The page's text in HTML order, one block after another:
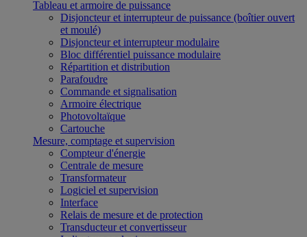
Tableau et armoire de puissance
Disjoncteur et interrupteur de puissance (boîtier ouvert
et moulé)
Disjoncteur et interrupteur modulaire
Bloc différentiel puissance modulaire
Répartition et distribution
Parafoudre
Commande et signalisation
Armoire électrique
Photovoltaïque
Cartouche
Mesure, comptage et supervision
Compteur d'énergie
Centrale de mesure
Transformateur
Logiciel et supervision
Interface
Relais de mesure et de protection
Transducteur et convertisseur